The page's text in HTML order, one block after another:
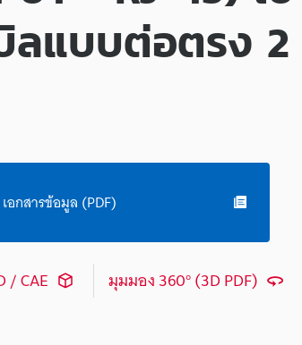
ลแบบต่อตรง
เอกสารข้อมูล (PDF)
/ CAE มุมมอง 360° (3D PDF)